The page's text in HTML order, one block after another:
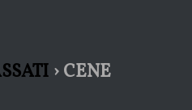
› CENE